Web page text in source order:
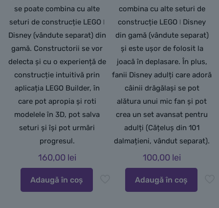
se poate combina cu alte
seturi de construcție LEGO ǀ
Disney (vândute separat) din
gamă. Constructorii se vor
delecta și cu o experiență de
construcție intuitivă prin
aplicația LEGO Builder, în
care pot apropia și roti
modelele în 3D, pot salva
seturi și își pot urmări
progresul.
160,00 lei
Adaugă în coș
combina cu alte seturi de
construcție LEGO ǀ Disney
din gamă (vândute separat)
și este ușor de folosit la
joacă în deplasare. În plus,
fanii Disney adulți care adoră
câinii drăgălași se pot
alătura unui mic fan și pot
crea un set avansat pentru
adulți (Cățeluș din 101
dalmațieni, vândut separat).
100,00 lei
Adaugă în coș